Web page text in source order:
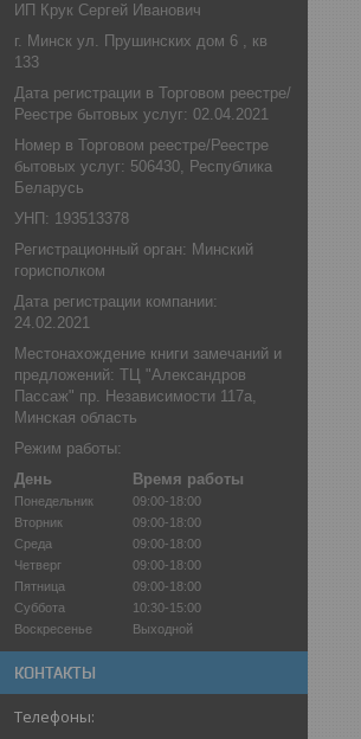
ИП Крук Сергей Иванович
г. Минск ул. Прушинских дом 6 , кв
133
Дата регистрации в Торговом реестре/
Реестре бытовых услуг: 02.04.2021
Номер в Торговом реестре/Реестре
бытовых услуг: 506430, Республика
Беларусь
УНП: 193513378
Регистрационный орган: Минский
горисполком
Дата регистрации компании:
24.02.2021
Местонахождение книги замечаний и
предложений: ТЦ "Александров
Пассаж" пр. Независимости 117а,
Минская область
Режим работы:
День
Время работы
Понедельник
09:00-18:00
Вторник
09:00-18:00
Среда
09:00-18:00
Четверг
09:00-18:00
Пятница
09:00-18:00
Суббота
10:30-15:00
Воскресенье
Выходной
КОНТАКТЫ